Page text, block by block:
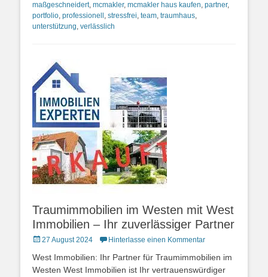
maßgeschneidert, mcmakler, mcmakler haus kaufen, partner,
portfolio, professionell , stressfrei, team, traumhaus,
unterstützung, verlässlich
Traumimmobilien im Westen mit West
Immobilien – Ihr zuverlässiger Partner
Posted
27 August 2024 Hinterlasse einen Kommentar
West Immobilien: Ihr Partner für Traumimmobilien im
Westen West Immobilien ist Ihr vertrauenswürdiger